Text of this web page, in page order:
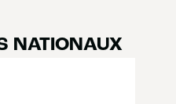
NATIONAUX